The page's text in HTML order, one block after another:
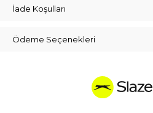
İade Koşulları
Ödeme Seçenekleri